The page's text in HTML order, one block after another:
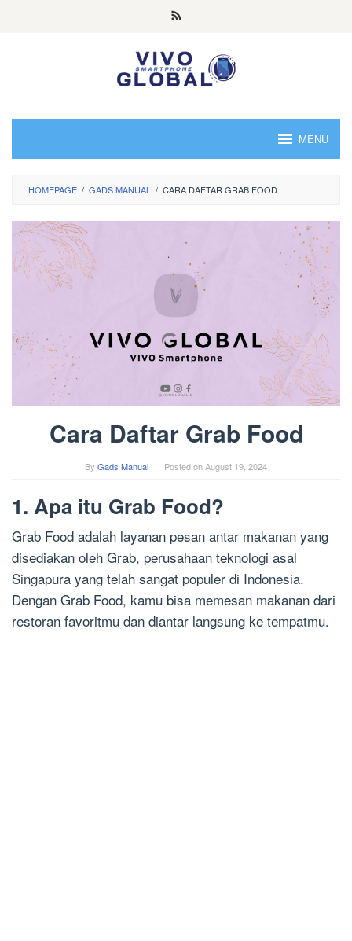
MENU
HOMEPAGE / GADS MANUAL / CARA DAFTAR GRAB FOOD
Cara Daftar Grab Food
By Gads Manual Posted onAugust 19, 2024
1. Apa itu Grab Food?
Grab Food adalah layanan pesan antar makanan yang
disediakan oleh Grab, perusahaan teknologi asal
Singapura yang telah sangat populer di Indonesia.
Dengan Grab Food, kamu bisa memesan makanan dari
restoran favoritmu dan diantar langsung ke tempatmu.